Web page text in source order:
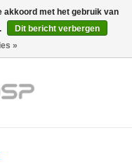
0 Artikelen - €0,00
akkoord met het gebruik van
Dit bericht verbergen
»